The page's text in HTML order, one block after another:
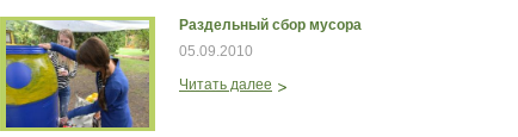
Раздельный сбор мусора
05.09.2010
Читать далее